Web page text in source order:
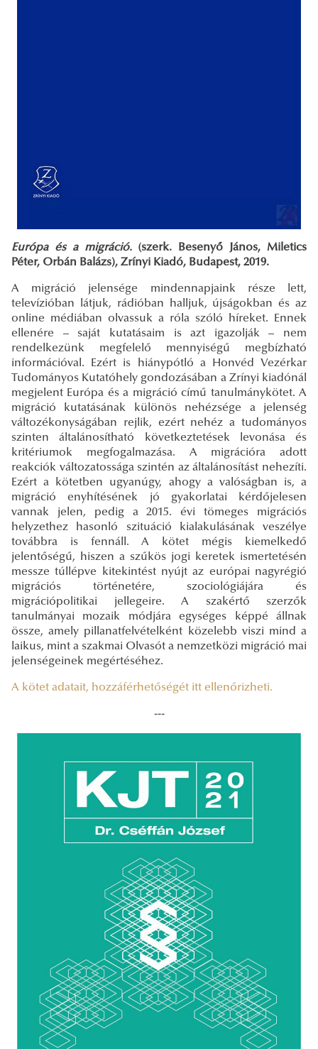
Európa és a migráció.(szerk. Besenyő János, Miletics
Péter, Orbán Balázs), Zrínyi Kiadó, Budapest, 2019.
A migráció jelensége mindennapjaink része lett,
televízióban látjuk, rádióban halljuk, újságokban és az
online médiában olvassuk a róla szóló híreket. Ennek
ellenére – saját kutatásaim is azt igazolják – nem
rendelkezünk megfelelő mennyiségű megbízható
információval. Ezért is hiánypótló a Honvéd Vezérkar
Tudományos Kutatóhely gondozásában a Zrínyi kiadónál
megjelent Európa és a migráció című tanulmánykötet. A
migráció kutatásának különös nehézsége a jelenség
változékonyságában rejlik, ezért nehéz a tudományos
szinten általánosítható következtetések levonása és
kritériumok megfogalmazása. A migrációra adott
reakciók változatossága szintén az általánosítást nehezíti.
Ezért a kötetben ugyanúgy, ahogy a valóságban is, a
migráció enyhítésének jó gyakorlatai kérdőjelesen
vannak jelen, pedig a 2015. évi tömeges migrációs
helyzethez hasonló szituáció kialakulásának veszélye
továbbra is fennáll. A kötet mégis kiemelkedő
jelentőségű, hiszen a szűkös jogi keretek ismertetésén
messze túllépve kitekintést nyújt az európai nagyrégió
migrációs történetére, szociológiájára és
migrációpolitikai jellegeire. A szakértő szerzők
tanulmányai mozaik módjára egységes képpé állnak
össze, amely pillanatfelvételként közelebb viszi mind a
laikus, mint a szakmai Olvasót a nemzetközi migráció mai
jelenségeinek megértéséhez.
A kötet adatait, hozzáférhetőségét itt ellenőrizheti.
---